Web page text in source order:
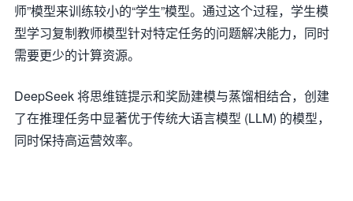
师”模型来训练较小的“学生”模型。通过这个过程，学生模
型学习复制教师模型针对特定任务的问题解决能力，同时
需要更少的计算资源。
DeepSeek 将思维链提示和奖励建模与蒸馏相结合，创建
了在推理任务中显著优于传统大语言模型 (LLM) 的模型，
同时保持高运营效率。